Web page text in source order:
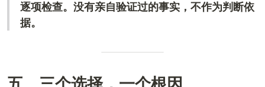
逐项检查。没有亲自验证过的事实，不作为判断依
据。